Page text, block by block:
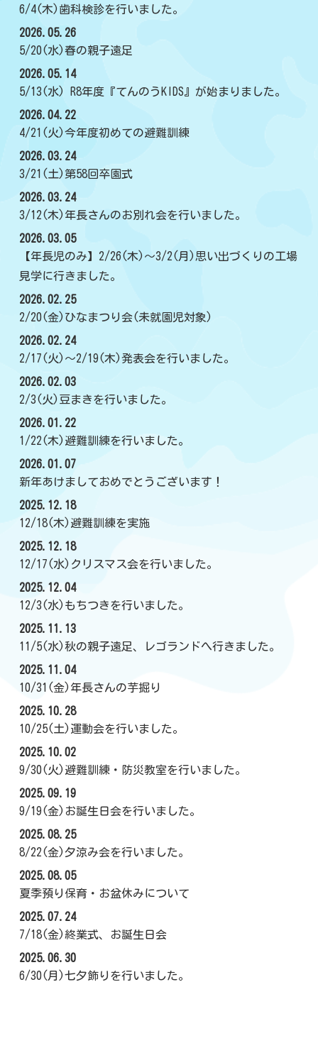
6/4(木)歯科検診を行いました。
2026.05.26
5/20(水)春の親子遠足
2026.05.14
5/13(水) R8年度『てんのうKIDS』が始まりました。
2026.04.22
4/21(火)今年度初めての避難訓練
2026.03.24
3/21(土)第58回卒園式
2026.03.24
3/12(木)年長さんのお別れ会を行いました。
2026.03.05
【年長児のみ】2/26(木)～3/2(月)思い出づくりの工場
見学に行きました。
2026.02.25
2/20(金)ひなまつり会(未就園児対象)
2026.02.24
2/17(火)～2/19(木)発表会を行いました。
2026.02.03
2/3(火)豆まきを行いました。
2026.01.22
1/22(木)避難訓練を行いました。
2026.01.07
新年あけましておめでとうございます！
2025.12.18
12/18(木)避難訓練を実施
2025.12.18
12/17(水)クリスマス会を行いました。
2025.12.04
12/3(水)もちつきを行いました。
2025.11.13
11/5(水)秋の親子遠足、レゴランドへ行きました。
2025.11.04
10/31(金)年長さんの芋掘り
2025.10.28
10/25(土)運動会を行いました。
2025.10.02
9/30(火)避難訓練・防災教室を行いました。
2025.09.19
9/19(金)お誕生日会を行いました。
2025.08.25
8/22(金)夕涼み会を行いました。
2025.08.05
夏季預り保育・お盆休みについて
2025.07.24
7/18(金)終業式、お誕生日会
2025.06.30
6/30(月)七夕飾りを行いました。